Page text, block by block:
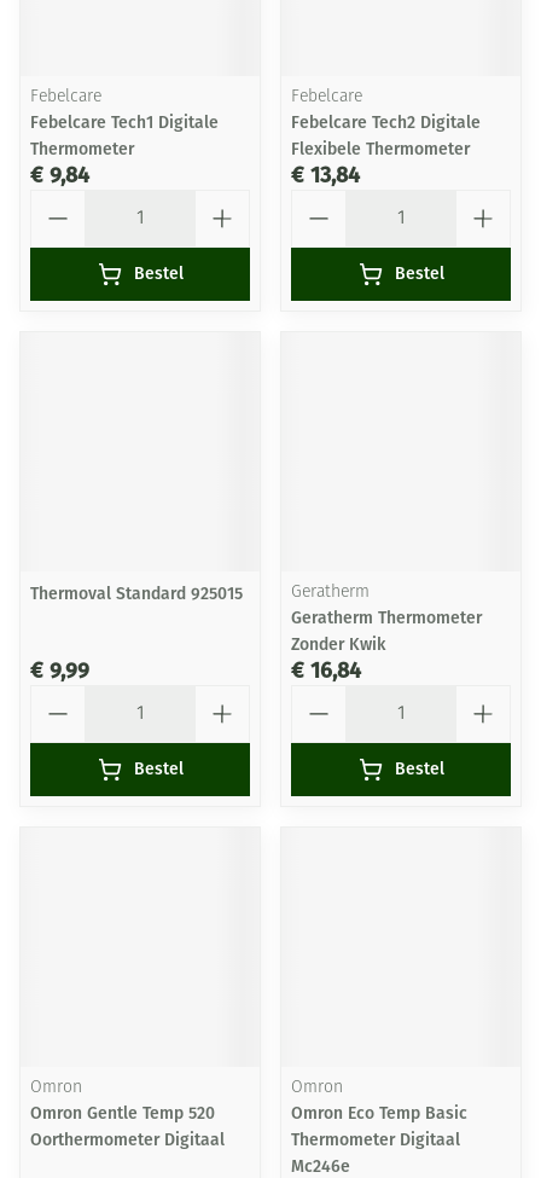
Febelcare
Febelcare Tech1 Digitale
Thermometer
€ 9,84
Bestel
Febelcare
Febelcare Tech2 Digitale
Flexibele Thermometer
€ 13,84
Bestel
Thermoval Standard 925015
€ 9,99
Bestel
Geratherm
Geratherm Thermometer
Zonder Kwik
€ 16,84
Bestel
Omron
Omron Gentle Temp 520
Oorthermometer Digitaal
Omron
Omron Eco Temp Basic
Thermometer Digitaal
Mc246e